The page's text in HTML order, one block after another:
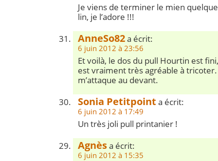
Je viens de terminer le mien
lin, je l’adore !!!
AnneSo82a écrit:
6 juin 2012 à 23:56
Et voilà, le dos du pull Hourtin est
est vraiment très agréable à
m’attaque au devant.
Sonia Petitpoint a écrit:
6 juin 2012 à 17:49
Un très joli pull printanier !
Agnèsa écrit:
6 juin 2012 à 15:35